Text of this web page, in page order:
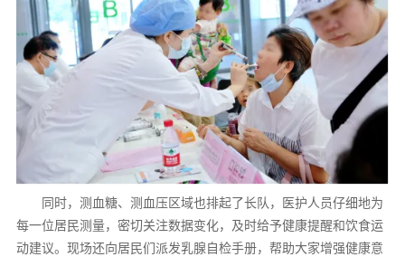
同时，测血糖、测血压区域也排起了长队，医护人员仔细地为
每一位居民测量，密切关注数据变化，及时给予健康提醒和饮食运
动建议。现场还向居民们派发乳腺自检手册，帮助大家增强健康意